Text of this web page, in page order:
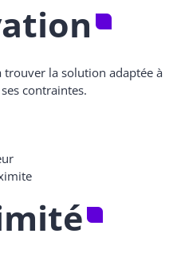
trouver la solution adaptée à
contraintes.